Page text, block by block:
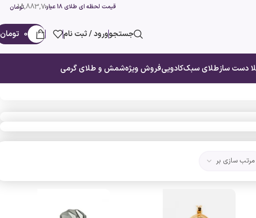
تومان18,883,700 قیمت لحظه ای طلای 18 عیار:
جستجوورود / ثبت نام 0 تومان
دست سازطلای سبککادوییفروش ویژهشمش و طلای گرمی